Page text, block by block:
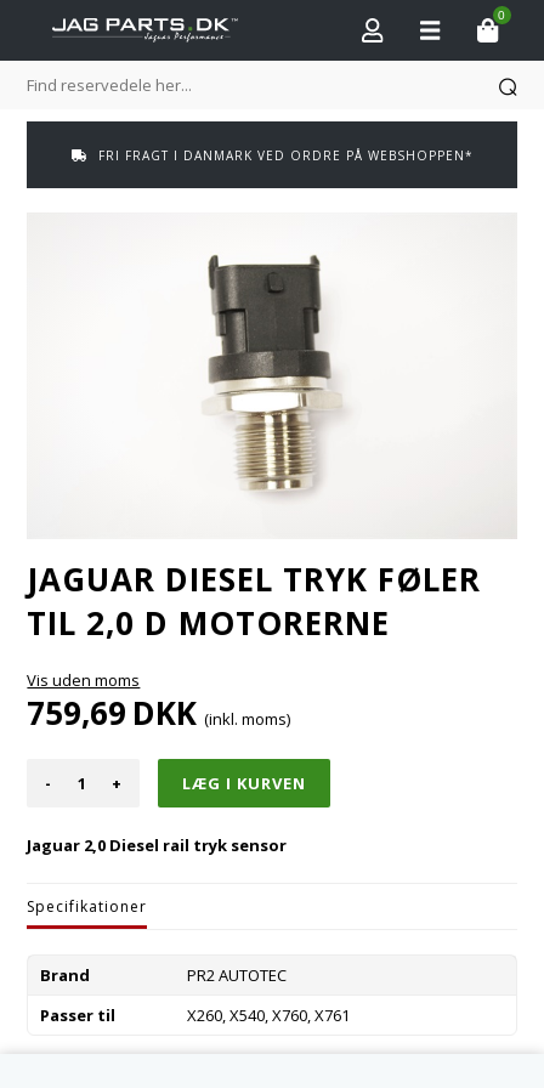
0
FRI FRAGT I DANMARK VED ORDRE PÅ WEBSHOPPEN*
JAGUAR DIESEL TRYK FØLER
TIL 2,0 D MOTORERNE
Vis uden moms
759,69 DKK (inkl. moms)
- +
Jaguar 2,0 Diesel rail tryk sensor
Specifikationer
Brand
PR2 AUTOTEC
Passer til
X260, X540, X760, X761